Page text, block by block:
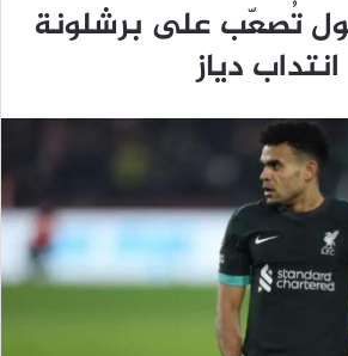
تُصعّب على برشلونة
انتداب دياز